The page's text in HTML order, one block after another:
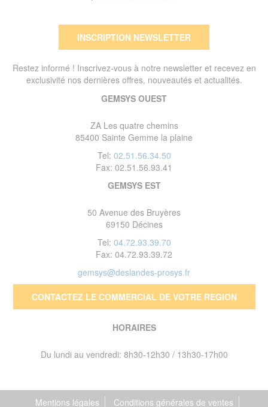
INSCRIPTION NEWSLETTER
Restez informé ! Inscrivez-vous à notre newsletter et recevez en
exclusivité nos dernières offres, nouveautés et actualités.
GEMSYS OUEST
ZA Les quatre chemins
85400 Sainte Gemme la plaine
Tel: 02.51.56.34.50
Fax: 02.51.56.93.41
GEMSYS EST
50 Avenue des Bruyères
69150 Décines
Tel: 04.72.93.39.70
Fax: 04.72.93.39.72
gemsys@deslandes-prosys.fr
CONTACTEZ LE COMMERCIAL DE VOTRE REGION
HORAIRES
Du lundi au vendredi: 8h30-12h30 / 13h30-17h00
Mentions légales Conditions générales de ventes